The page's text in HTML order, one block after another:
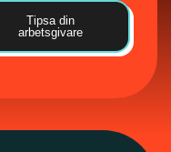
Tipsa din
arbetsgivare